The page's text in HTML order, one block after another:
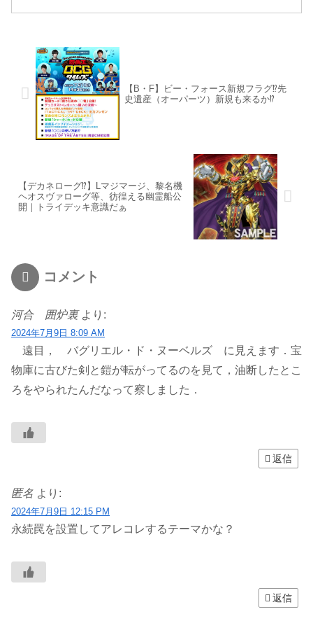
【B・F】ビー・フォース新規フラグ⁉先
史遺産（オーパーツ）新規も来るか⁉
【デカネローグ⁉】Lマジマージ、黎名機
ヘオスヴァローグ等、彷徨える幽霊船公
開｜トライデッキ意識だぁ
コメント
河合 囲炉裏 より:
2024年7月9日 8:09 AM
遠目， バグリエル・ド・ヌーベルズ に見えます．宝
物庫に古びた剣と鎧が転がってるのを見て，油断したとこ
ろをやられたんだなって察しました．
返信
匿名 より:
2024年7月9日 12:15 PM
永続罠を設置してアレコレするテーマかな？
返信